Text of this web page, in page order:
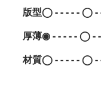
版型◯ - - - - - ◯ -
厚薄◉ - - - - - ◯ -
材質◯ - - - - - ◯ -